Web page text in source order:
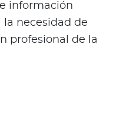
información
la necesidad de
profesional de la